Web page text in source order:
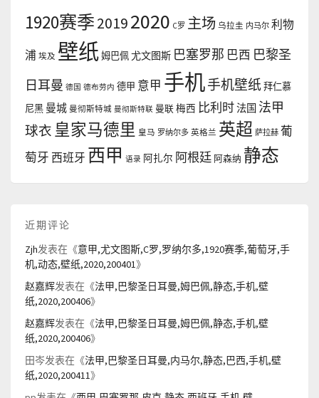
1920赛季20192020 C罗 主场 乌拉圭 内马尔 利物
浦 埃及 壁纸姆巴佩尤文图斯 巴塞罗那 巴西 巴黎圣
日耳曼 德国 德布劳内 德甲 意甲 手机手机壁纸拜仁慕
尼黑 曼城 曼彻斯特城 曼彻斯特联 曼联梅西 比利时法国 法甲
球衣 皇家马德里 皇马 罗纳尔多 英格兰 英超 萨拉赫 葡
萄牙 西班牙 西甲 语录 阿扎尔 阿根廷 阿森纳 静态
近期评论
Zjh发表在《意甲,尤文图斯,C罗,罗纳尔多,1920赛季,葡萄牙,手
机,动态,壁纸,2020,200401》
赵嘉辉发表在《法甲,巴黎圣日耳曼,姆巴佩,静态,手机,壁
纸,2020,200406》
赵嘉辉发表在《法甲,巴黎圣日耳曼,姆巴佩,静态,手机,壁
纸,2020,200406》
田岑发表在《法甲,巴黎圣日耳曼,内马尔,静态,巴西,手机,壁
纸,2020,200411》